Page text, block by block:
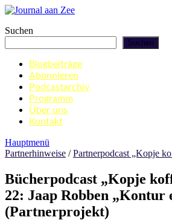
Zum
springen
Journal aan Zee
Suchen
Suchen
Blogbeiträge
Abonnieren
Podcastarchiv
Programm
Über uns
Kontakt
Hauptmenü
Partnerhinweise /Partnerpodcast „Kopje
Bücherpodcast „Kopje
22: Jaap Robben „Kontur
(Partnerprojekt)